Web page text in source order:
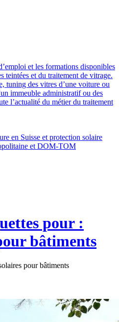
et les formations disponibles
teintées et du traitement de vitrage.
tuning des vitres d’une voiture ou
immeuble administratif ou des
l’actualité du métier du traitement
en Suisse et protection solaire
et DOM-TOM
pour :
bâtiments
pour bâtiments